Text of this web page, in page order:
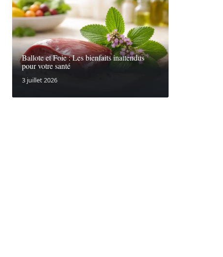
Ballote et Foie : Les bienfaits inattendus
pour votre santé
3 juillet 2026